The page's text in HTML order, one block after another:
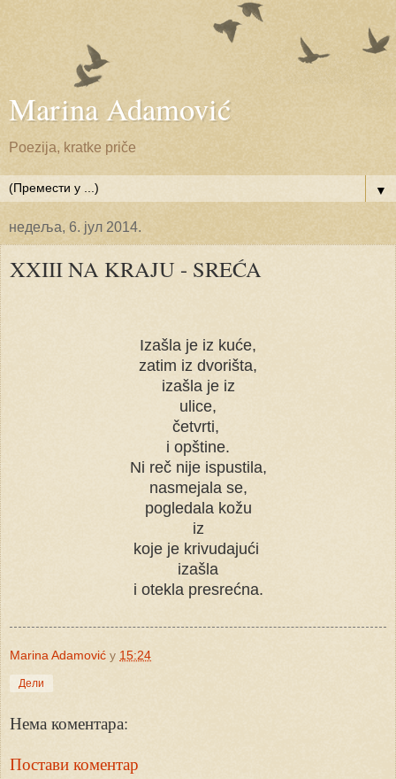
Marina Adamović
Poezija, kratke priče
▼
недеља, 6. јул 2014.
XXIII NA KRAJU - SREĆA
Izašla je iz kuće,
zatim iz dvorišta,
izašla je iz
ulice,
četvrti,
i opštine.
Ni reč nije ispustila,
nasmejala se,
pogledala kožu
iz
koje je krivudajući
izašla
i otekla presrećna.
Marina Adamović у 15:24
Дели
Нема коментара:
Постави коментар